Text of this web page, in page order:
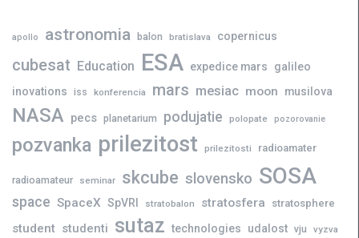
apollo astronomia balon bratislava copernicus
cubesat Education ESA expedice mars
galileo
inovations iss konferencia mars mesiac moon musilova
NASA pecs planetarium podujatie polopate pozorovanie
pozvanka prilezitost prilezitosti radioamater
radioamateur seminar skcube slovensko SOSA
space SpaceX SpVRI stratobalon stratosfera stratosphere
student studenti sutaz technologies udalost vju vyzva